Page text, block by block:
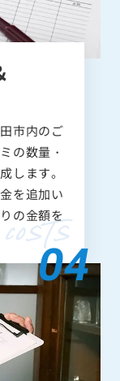
市内のご
の数量・
します。
を追加い
の金額を